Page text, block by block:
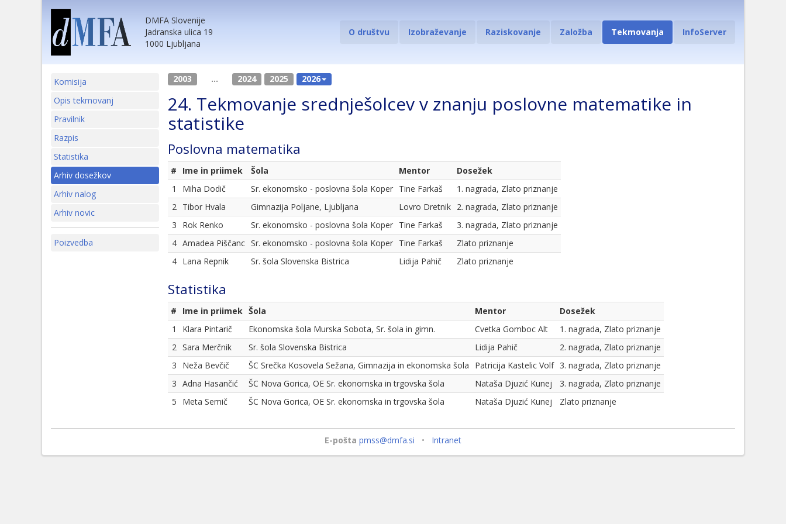
DMFA Slovenije
Jadranska ulica 19
1000 Ljubljana
O društvu Izobraževanje Raziskovanje Založba Tekmovanja InfoServer
Komisija
Opis tekmovanj
Pravilnik
Razpis
Statistika
Arhiv dosežkov
Arhiv nalog
Arhiv novic
Poizvedba
2003 ... 2024 2025 2026
24. Tekmovanje srednješolcev v znanju poslovne matematike in
statistike
Poslovna matematika
# Ime in priimek Šola Mentor
Dosežek
1
Miha Dodič Sr. ekonomsko - poslovna šola Koper Tine Farkaš
1. nagrada, Zlato priznanje
2 Tibor Hvala Gimnazija Poljane, Ljubljana Lovro Dretnik 2. nagrada, Zlato priznanje
3
Rok Renko Sr. ekonomsko - poslovna šola Koper Tine Farkaš
3. nagrada, Zlato priznanje
4 Amadea Piščanc Sr. ekonomsko - poslovna šola Koper Tine Farkaš
Zlato priznanje
4 Lana Repnik Sr. šola Slovenska Bistrica Lidija Pahič Zlato priznanje
Statistika
# Ime in priimek Šola Mentor
Dosežek
1
Klara Pintarič Ekonomska šola Murska Sobota, Sr. šola in gimn. Cvetka Gomboc Alt
1. nagrada, Zlato priznanje
2 Sara Merčnik Sr. šola Slovenska Bistrica Lidija Pahič
2. nagrada, Zlato priznanje
3
Neža Bevčič ŠC Srečka Kosovela Sežana, Gimnazija in ekonomska šola Patricija Kastelic Volf 3. nagrada, Zlato priznanje
3 Adna Hasančić ŠC Nova Gorica, OE Sr. ekonomska in trgovska šola Nataša Djuzić Kunej
3. nagrada, Zlato priznanje
5
Meta Semič ŠC Nova Gorica, OE Sr. ekonomska in trgovska šola Nataša Djuzić Kunej Zlato priznanje
E-pošta pmss@dmfa.si • Intranet